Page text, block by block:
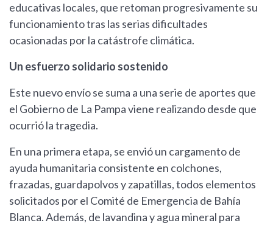
educativas locales, que retoman progresivamente su
funcionamiento tras las serias dificultades
ocasionadas por la catástrofe climática.
Un esfuerzo solidario sostenido
Este nuevo envío se suma a una serie de aportes que
el Gobierno de La Pampa viene realizando desde que
ocurrió la tragedia.
En una primera etapa, se envió un cargamento de
ayuda humanitaria consistente en colchones,
frazadas, guardapolvos y zapatillas, todos elementos
solicitados por el Comité de Emergencia de Bahía
Blanca. Además, de lavandina y agua mineral para